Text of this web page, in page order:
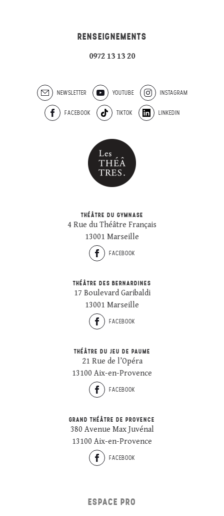
RENSEIGNEMENTS
0972 13 13 20
NEWSLETTER YOUTUBE INSTAGRAM
FACEBOOK TIKTOK LINKEDIN
THÉÂTRE DU GYMNASE
4 Rue du Théâtre Français
13001 Marseille
FACEBOOK
THÉÂTRE DES BERNARDINES
17 Boulevard Garibaldi
13001 Marseille
FACEBOOK
THÉÂTRE DU JEU DE PAUME
21 Rue de l’Opéra
13100 Aix-en-Provence
FACEBOOK
GRAND THÉÂTRE DE PROVENCE
380 Avenue Max Juvénal
13100 Aix-en-Provence
FACEBOOK
ESPACE PRO